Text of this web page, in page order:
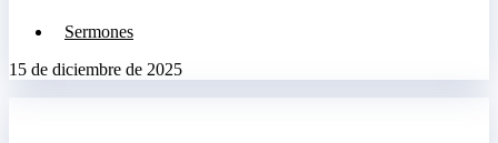
Sermones
15 de diciembre de 2025